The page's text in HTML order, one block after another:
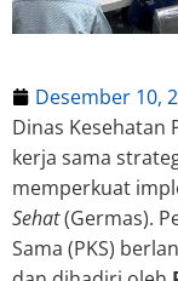
Desember 10,
Dinas Kesehatan
kerja sama
memperkuat
Sehat(Germas).
Sama (PKS)